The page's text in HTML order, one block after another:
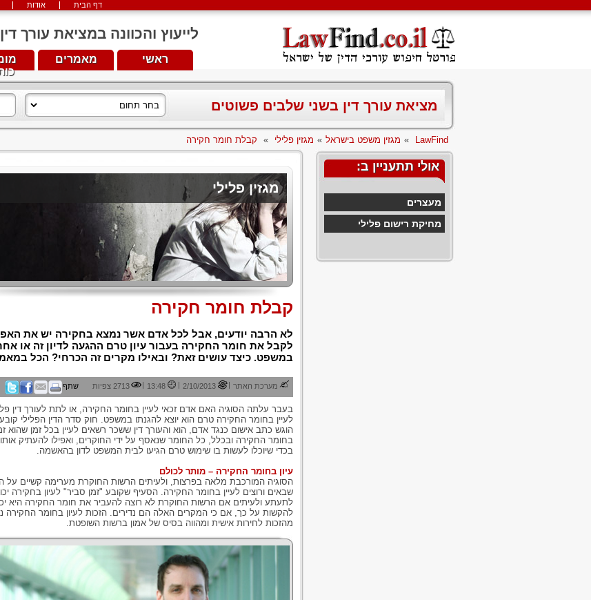
אודות דף הבית
לייעוץ והכוונה במציאת עורך דין
מאמרים ראשי
מציאת עורך דין בשני שלבים פשוטים
LawFind
» מגזין משפט בישראל » מגזין פלילי » קבלת חומר חקירה
אולי תתעניין ב:
מעצרים
מחיקת רישום פלילי
מגזין פלילי
קבלת חומר חקירה
לא הרבה יודעים, אבל לכל אדם אשר נמצא בחקירה יש את
לקבל את חומר החקירה בעבור עיון טרם ההגעה לדיון זה או
במשפט. כיצד עושים זאת? ובאילו מקרים זה הכרחי? הכל
מערכת האתר |
2/10/2013
|
13:48
| 2713 צפיות שתף
בעבר עלתה הסוגיה האם אדם זכאי לעיין בחומר החקירה, או לתת לעורך דין
לעיין בחומר החקירה טרם הוא יוצא להגנתו במשפט. חוק סדר הדין הפלילי
הוגש כתב אישום כנגד אדם, הוא והעורך דין ששכר רשאים לעיין בכל זמן שהוא
בחומר החקירה ובכלל, כל החומר שנאסף על ידי החוקרים, ואפילו להעתיק
בכדי שיוכלו לעשות בו שימוש טרם הגיעו לבית המשפט לדון בהאשמה.
עיון בחומר החקירה – מותר לכולם
הסוגיה המורכבת מלאה בפרצות, ולעיתים הרשות החוקרת מערימה קשיים על
שבאים ורוצים לעיין בחומר החקירה. הסעיף שקובע "זמן סביר" לעיון בחקירה
לתעתע ולעיתים אם הרשות החוקרת לא רוצה להעביר את חומר החקירה היא
להקשות על כך, אם כי המקרים האלה הם נדירים. הזכות לעיון בחומר החקירה
מהזכות לחירות אישית ומהווה בסיס של אמון ברשות השופטת.